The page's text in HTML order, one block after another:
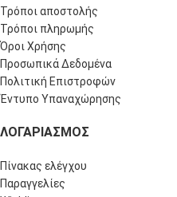
Τρόποι αποστολής
Τρόποι πληρωμής
Όροι Χρήσης
Προσωπικά Δεδομένα
Πολιτική Επιστροφών
Έντυπο Υπαναχώρησης
ΛΟΓΑΡΙΑΣΜΌΣ
Πίνακας ελέγχου
Παραγγελίες